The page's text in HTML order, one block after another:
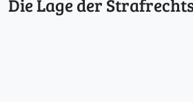
Die Lage der